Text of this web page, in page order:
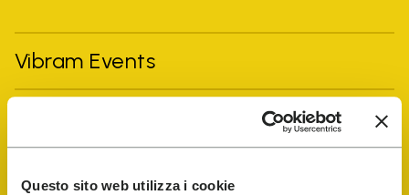
Questo sito web utilizza i cookie
Vibram Events
E-SHOP